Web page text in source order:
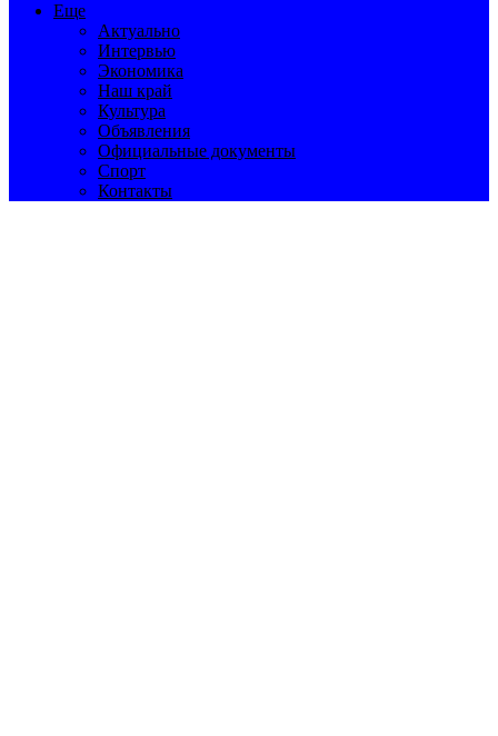
Еще
Актуально
Интервью
Экономика
Наш край
Культура
Объявления
Официальные документы
Спорт
Контакты